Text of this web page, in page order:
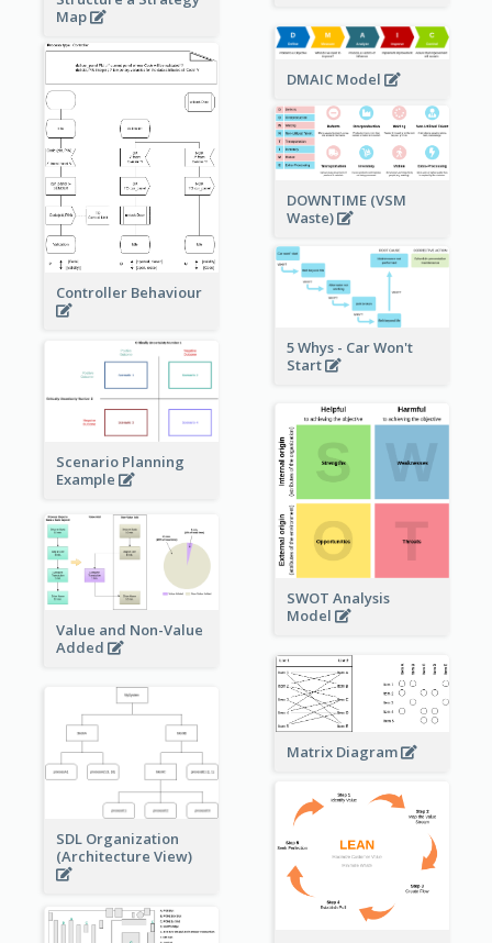
Map
DMAIC Model
Controller Behaviour
DOWNTIME (VSM
Waste)
5 Whys - Car Won't
Start
Scenario Planning
Example
SWOT Analysis
Model
Value and Non-Value
Added
Matrix Diagram
SDL Organization
(Architecture View)